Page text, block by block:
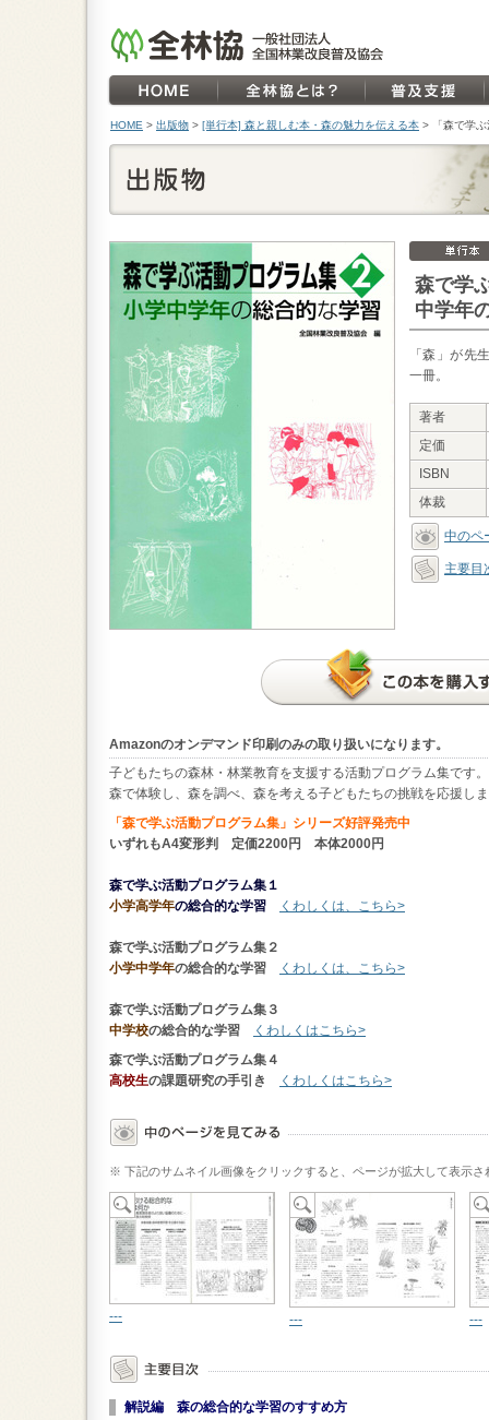
HOME > 出版物 > [単行本] 森と親しむ本・森の魅力を伝える本 > 「森で学
森で学
中学年
「森」が先
一冊。
著者
定価
ISBN
体裁
中のペ
主要目
Amazonのオンデマンド印刷のみの取り扱いになります。
子どもたちの森林・林業教育を支援する活動プログラム集です。
森で体験し、森を調べ、森を考える子どもたちの挑戦を応援し
「森で学ぶ活動プログラム集」シリーズ好評発売中
いずれもA4変形判 定価2200円 本体2000円
森で学ぶ活動プログラム集１
小学高学年の総合的な学習 くわしくは、こちら>
森で学ぶ活動プログラム集２
小学中学年の総合的な学習 くわしくは、こちら>
森で学ぶ活動プログラム集３
中学校の総合的な学習
くわしくはこちら>
森で学ぶ活動プログラム集４
高校生の課題研究の手引き くわしくはこちら>
※ 下記のサムネイル画像をクリックすると、ページが拡大して表示さ
--- --- ---
解説編 森の総合的な学習のすすめ方